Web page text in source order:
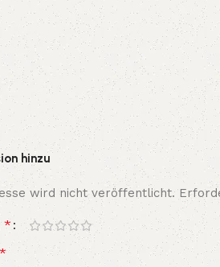
hinzu
wird nicht veröffentlicht.
*
*